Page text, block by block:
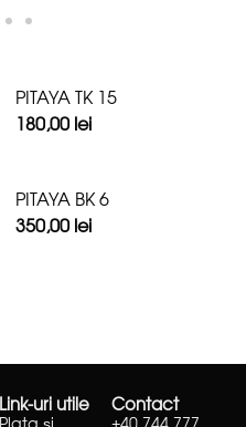
PITAYA TK 15
180,00 lei
PITAYA BK 6
350,00 lei
Link-uri utile Contact